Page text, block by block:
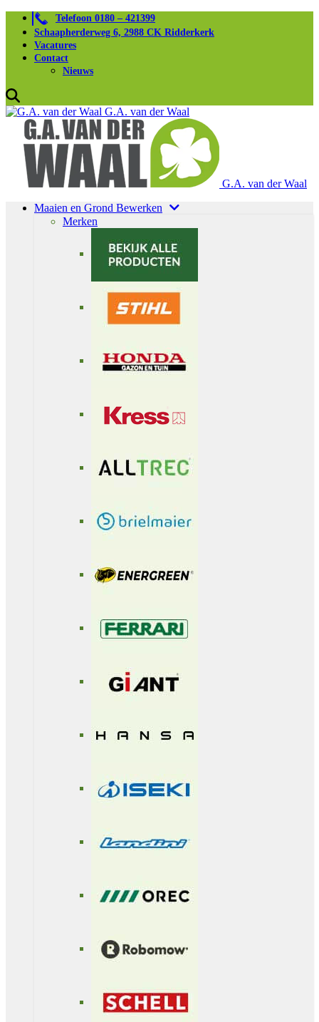
Telefoon 0180 – 421399
Schaapherderweg 6, 2988 CK Ridderkerk
Vacatures
Contact
Nieuws
G.A. van der Waal
G.A. van der Waal
Maaien en Grond Bewerken
Merken